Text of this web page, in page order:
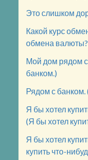
Это слишком
Какой курс
обмена
Мой дом рядом
банком.)
Рядом с банком.
Я бы хотел
(Я бы хотел
Я бы хотел
купить что-